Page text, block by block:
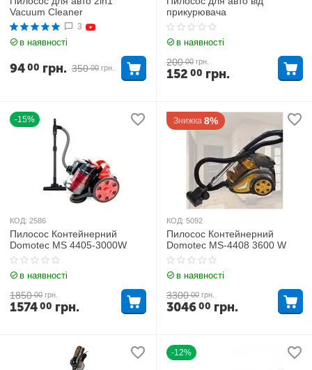
Vacuum Cleaner
3
в наявності
350 00 грн.
9400 грн.
прикурювача
в наявності
200 00 грн.
152 00 грн.
-15%
КОД: 2586
Пилосос Контейнерний
Domotec MS 4405-3000W
в наявності
1850 00 грн.
157400 грн.
Знижка 8%
КОД: 5092
Пилосос Контейнерний
Domotec MS-4408 3600 W
в наявності
3300 00 грн.
304600 грн.
-12%